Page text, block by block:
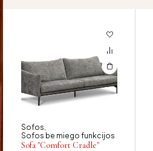
Sofos
Sofos be miego funkcijos
Sofa "Comfort Cradle"